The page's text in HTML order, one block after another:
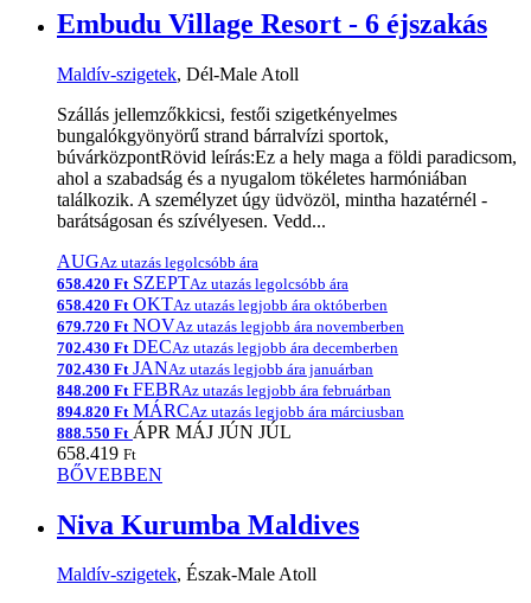
Embudu Village Resort - 6 éjszakás
Maldív-szigetek, Dél-Male Atoll
Szállás jellemzőkkicsi, festői szigetkényelmes
bungalókgyönyörű strand bárralvízi sportok,
búvárközpontRövid leírás:Ez a hely maga a földi paradicsom,
ahol a szabadság és a nyugalom tökéletes harmóniában
találkozik. A személyzet úgy üdvözöl, mintha hazatérnél -
barátságosan és szívélyesen. Vedd...
AUGAz utazás legolcsóbb ára
658.420 Ft SZEPTAz utazás legolcsóbb ára
658.420 Ft OKTAz utazás legjobb ára októberben
679.720 Ft NOVAz utazás legjobb ára novemberben
702.430 Ft DECAz utazás legjobb ára decemberben
702.430 Ft JANAz utazás legjobb ára januárban
848.200 Ft FEBR Az utazás legjobb ára februárban
894.820 Ft MÁRCAz utazás legjobb ára márciusban
888.550 Ft ÁPR MÁJ JÚN JÚL
658.419 Ft
BŐVEBBEN
Niva Kurumba Maldives
Maldív-szigetek, Észak-Male Atoll